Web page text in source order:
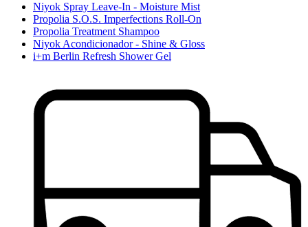
Niyok Spray Leave-In - Moisture Mist
Propolia S.O.S. Imperfections Roll-On
Propolia Treatment Shampoo
Niyok Acondicionador - Shine & Gloss
i+m Berlin Refresh Shower Gel